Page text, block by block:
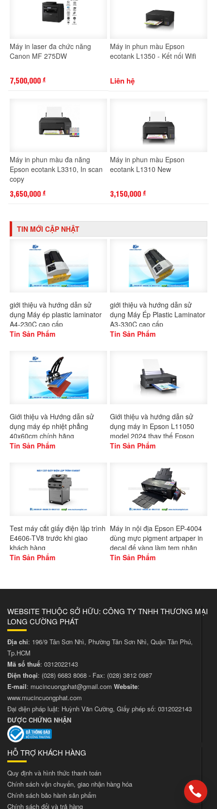
Máy in laser đa chức năng
Canon MF 275DW
7,500,000 đ
Máy in phun màu Epson
ecotank L1350 - Kết nối Wifi
Liên hệ
Máy in phun màu đa năng
Epson ecotank L3310, In scan
copy
3,650,000 đ
Máy in phun màu Epson
ecotank L1310 New
3,150,000 đ
TIN MỚI CẬP NHẬT
giới thiệu và hướng dẫn sử
dụng Máy ép plastic laminator
A4-230C cao cấp
Tin Sản Phẩm
giới thiệu và hướng dẫn sử
dụng Máy Ép Plastic Laminator
A3-330C cao cấp
Tin Sản Phẩm
Giới thiệu và Hướng dẫn sử
dụng máy ép nhiệt phẳng
40x60cm chính hãng
Gaoshang
Tin Sản Phẩm
Giới thiệu và hướng dẫn sử
dụng máy in Epson L11050
model 2024 thay thế Epson
L1300
Tin Sản Phẩm
Test máy cắt giấy điện lập trình
E4606-TV8 trước khi giao
khách hàng
Tin Sản Phẩm
Máy in nội địa Epson EP-4004
dùng mực pigment artpaper in
decal đế vàng làm tem nhãn
Tin Sản Phẩm
WEBSITE THUỘC SỞ HỮU: CÔNG TY TNHH THƯƠNG MẠI
LONG CƯỜNG PHÁT
Địa chỉ: 196/9 Tân Sơn Nhì, Phường Tân Sơn Nhì, Quận Tân Phú,
Tp.HCM
Mã số thuế: 0312022143
Điện thoại: (028) 6683 8068 - Fax: (028) 3812 0987
E-mail: mucincuongphat@gmail.com Website:
www.mucincuongphat.com
Đại diện pháp luật: Huỳnh Văn Cường, Giấy phép số: 0312022143
ĐƯỢC CHỨNG NHẬN
HỖ TRỢ KHÁCH HÀNG
Quy định và hình thức thanh toán
Chính sách vận chuyển, giao nhận hàng hóa
Chính sách bảo hành sản phẩm
Chính sách đổi và trả hàng